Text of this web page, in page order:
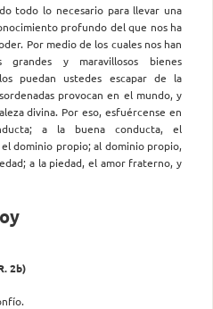
todo lo necesario para llevar una
profundo del que nos ha
Por medio de los cuales nos han
y maravillosos bienes
puedan ustedes escapar de la
provocan en el mundo, y
divina. Por eso, esfuércense en
a la buena conducta, el
dominio propio; al dominio propio,
a la piedad, el amor fraterno, y
2b)